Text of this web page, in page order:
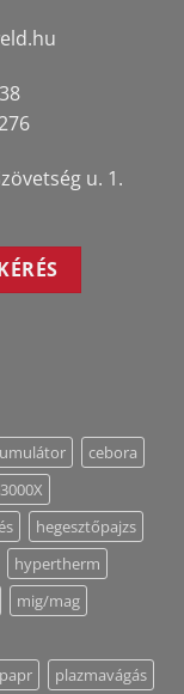
u. 1.
cebora
hegesztőpajzs
hypertherm
mig/mag
papr plazmavágás